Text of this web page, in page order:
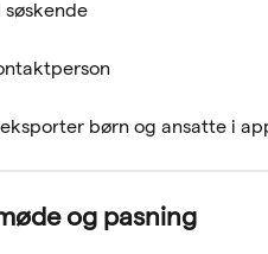
søskende
børn og ansatte i
og pasning